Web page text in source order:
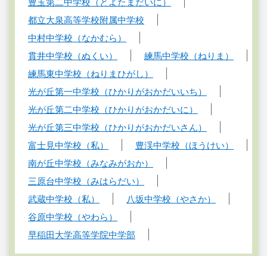
豊玉第二中学校（とよたまだいに）
都立大泉高等学校附属中学校
中村中学校（なかむら）
貫井中学校（ぬくい）
練馬中学校（ねりま）
練馬東中学校（ねりまひがし）
光が丘第一中学校（ひかりがおかだいいち）
光が丘第二中学校（ひかりがおかだいに）
光が丘第三中学校（ひかりがおかだいさん）
富士見中学校（私）
豊渓中学校（ほうけい）
南が丘中学校（みなみがおか）
三原台中学校（みはらだい）
武蔵中学校（私）
八坂中学校（やさか）
谷原中学校（やわら）
早稲田大学高等学院中学部